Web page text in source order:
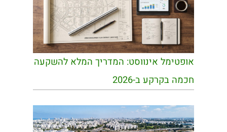
אופטימל אינווסט: המדריך המלא להשקעה
חכמה בקרקע ב-2026